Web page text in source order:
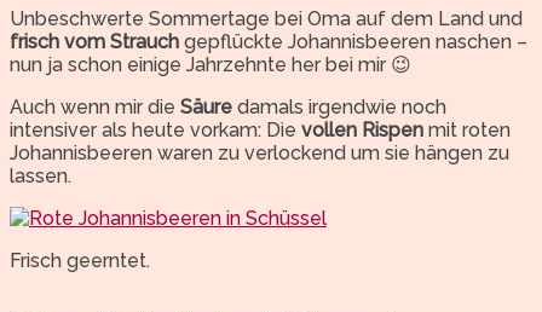
Unbeschwerte Sommertage bei Oma auf dem Land und
frisch vom Strauch gepflückte Johannisbeeren naschen –
nun ja schon einige Jahrzehnte her bei mir 😉
Auch wenn mir die Säure damals irgendwie noch
intensiver als heute vorkam: Die vollen Rispen mit roten
Johannisbeeren waren zu verlockend um sie hängen zu
lassen.
Frisch geerntet.